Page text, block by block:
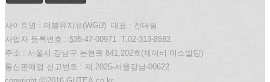
사이트명 : 더블유지유(WGU) 대표 : 전대일
사업자 등록번호 : 535-47-00971 T.02-313-8582
주소 : 서울시 강남구 논현로 841,202호(제이비 미소빌딩)
통신판매업 신고번호 : 제 2025-서울강남-00622